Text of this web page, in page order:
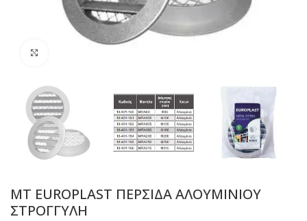
MT EUROPLAST ΠΕΡΣΙΔΑ ΑΛΟΥΜΙΝΙΟΥ
ΣΤΡΟΓΓΥΛΗ